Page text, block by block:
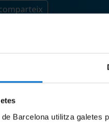
Barcelona utilitza